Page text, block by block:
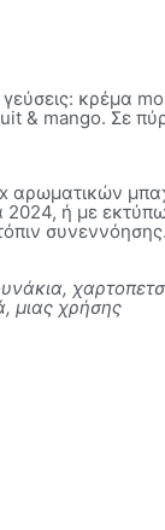
κρέμα
& mango. Σε
αρωματικών
2024, ή με
συνεννόησης.
μιας χρήσης